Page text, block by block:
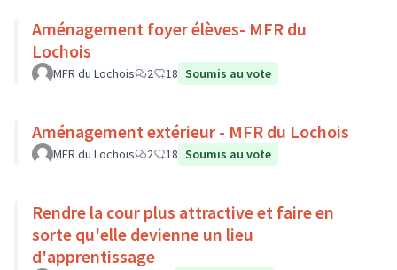
Aménagement foyer élèves- MFR du
Lochois
MFR du Lochois 2 18 Soumis au vote
Aménagement extérieur - MFR du Lochois
MFR du Lochois 2 18 Soumis au vote
Rendre la cour plus attractive et faire en
sorte qu'elle devienne un lieu
d'apprentissage